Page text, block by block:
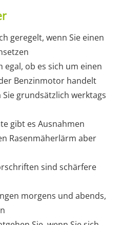
geregelt, wenn Sie einen
egal, ob es sich um einen
Benzinmotor handelt
Sie grundsätzlich werktags
gibt es Ausnahmen
Rasenmäherlärm aber
sind schärfere
morgens und abends,